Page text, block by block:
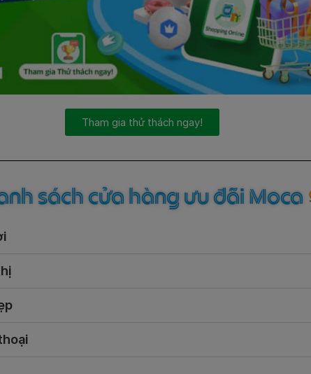
Tham gia thử thách ngay!
sách cửa hàng ưu đãi Moca